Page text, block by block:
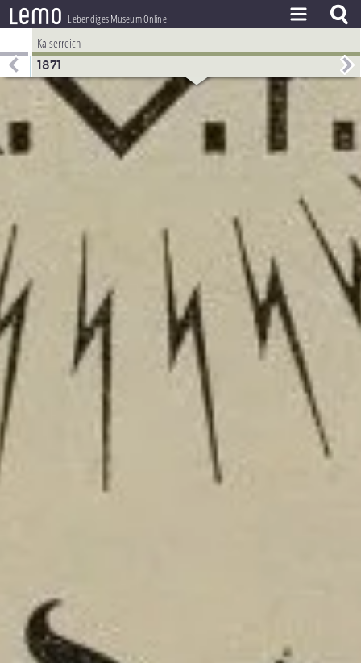
lemo Lebendiges Museum Online
ZEITSTRAHL
THEMEN
ZEITZEUGEN
BESTAND
Kaiserreich
1871